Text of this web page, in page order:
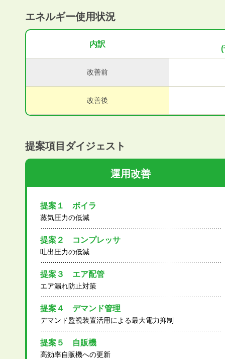
エネルギー使用状況
内訳
(
改善前
改善後
提案項目ダイジェスト
運用改善
提案１ ボイラ
蒸気圧力の低減
提案２ コンプレッサ
吐出圧力の低減
提案３ エア配管
エア漏れ防止対策
提案４ デマンド管理
デマンド監視装置活用による最大電力抑制
提案５ 自販機
高効率自販機への更新